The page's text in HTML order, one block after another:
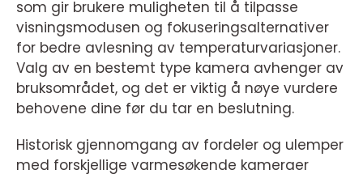
som gir brukere muligheten til å tilpasse
visningsmodusen og fokuseringsalternativer
for bedre avlesning av temperaturvariasjoner.
Valg av en bestemt type kamera avhenger av
bruksområdet, og det er viktig å nøye vurdere
behovene dine før du tar en beslutning.
Historisk gjennomgang av fordeler og ulemper
med forskjellige varmesøkende kameraer